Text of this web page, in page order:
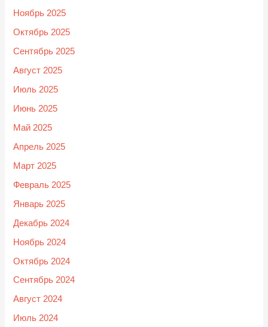
Ноябрь 2025
Октябрь 2025
Сентябрь 2025
Август 2025
Июль 2025
Июнь 2025
Май 2025
Апрель 2025
Март 2025
Февраль 2025
Январь 2025
Декабрь 2024
Ноябрь 2024
Октябрь 2024
Сентябрь 2024
Август 2024
Июль 2024